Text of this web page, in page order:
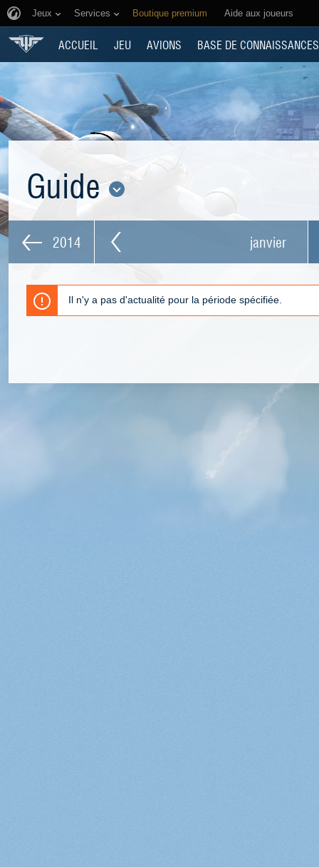
Jeux Services Boutique premium Aide aux joueurs
ACCUEIL JEU AVIONS BASE DE CONNAISSANCES
Guide
2014 janvier
Il n'y a pas d'actualité pour la période spécifiée.